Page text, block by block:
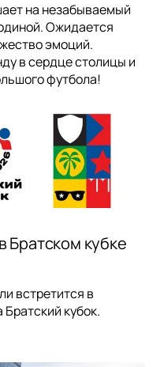
на незабываемый
Ожидается
эмоций.
в сердце столицы и
футбола!
Братском кубке
встретится в
кубок.